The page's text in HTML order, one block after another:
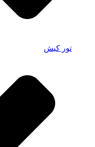
تور کیش